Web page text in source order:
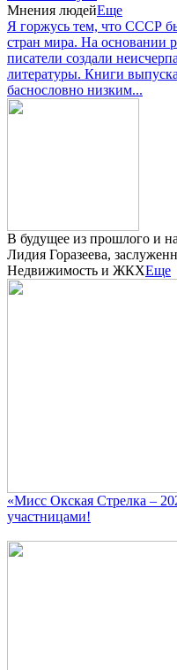
Мнения людейЕще
Я горжусь тем, что СССР
стран мира. На основании
писатели создали
литературы. Книги
баснословно низким...
В будущее из прошлого и
Лидия Горазеева,
Недвижимость и ЖКХЕще
«Мисс Окская Стрелка –
участницами!